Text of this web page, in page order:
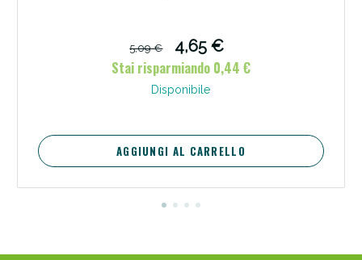
5,09 €
4,65 €
Stai risparmiando 0,44 €
Disponibile
AGGIUNGI AL CARRELLO